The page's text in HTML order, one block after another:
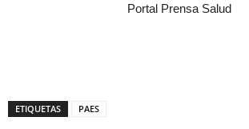
Portal Prensa Salud
ETIQUETAS PAES